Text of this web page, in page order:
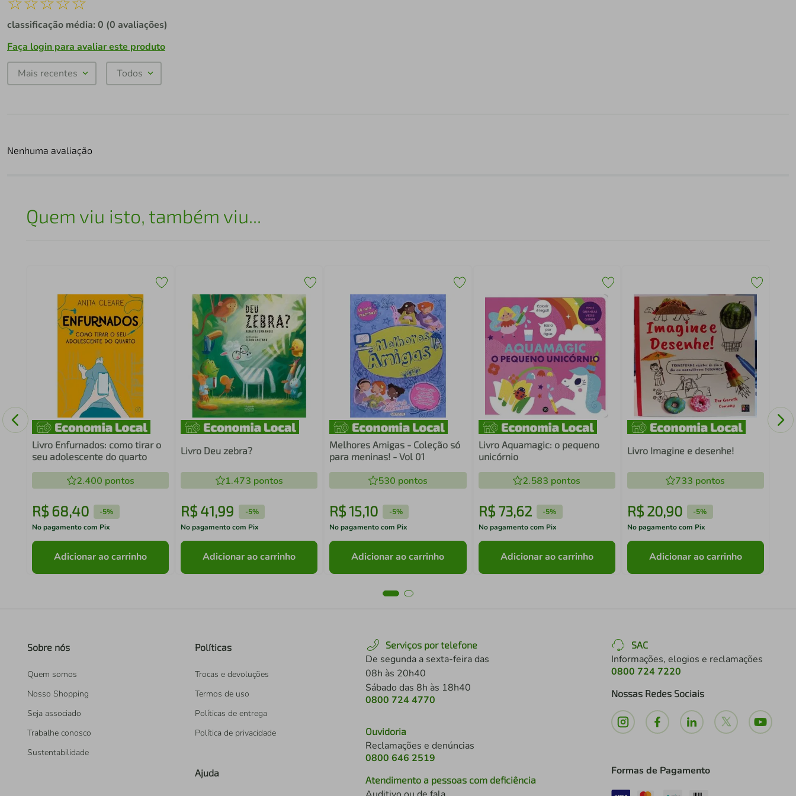
classificação média: 0 (0 avaliações)
Faça login para avaliar este produto
Mais recentes Todos
Nenhuma avaliação
Quem viu isto, também viu...
Livro Enfurnados: como tirar o
seu adolescente do quarto
2.400 pontos
R$ 68,40 -5%
No pagamento com Pix
Adicionar ao carrinho
Livro Deu zebra?
1.473 pontos
R$ 41,99 -5%
No pagamento com Pix
Adicionar ao carrinho
Melhores Amigas - Coleção só
para meninas! - Vol 01
530 pontos
R$15,10 -5%
No pagamento com Pix
Adicionar ao carrinho
Livro Aquamagic: o pequeno
unicórnio
2.583 pontos
R$ 73,62 -5%
No pagamento com Pix
Adicionar ao carrinho
Livro Imagine e desenhe!
733 pontos
R$ 20,90 -5%
No pagamento com Pix
Adicionar ao carrinho
Sobre nós
Quem somos
Nosso Shopping
Seja associado
Trabalhe conosco
Sustentabilidade
Políticas
Trocas e devoluções
Termos de uso
Políticas de entrega
Política de privacidade
Ajuda
Serviços por telefone
De segunda a sexta-feira das
08h às 20h40
Sábado das 8h às 18h40
0800 724 4770
Ouvidoria
Reclamações e denúncias
0800 646 2519
Atendimento a pessoas com deficiência
SAC
Informações, elogios e reclamações
0800 724 7220
Nossas Redes Sociais
Formas de Pagamento